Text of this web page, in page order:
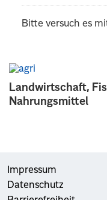
Landwirtschaft,
Nahrungsmittel
Bitte versuch es
Impressum
Datenschutz